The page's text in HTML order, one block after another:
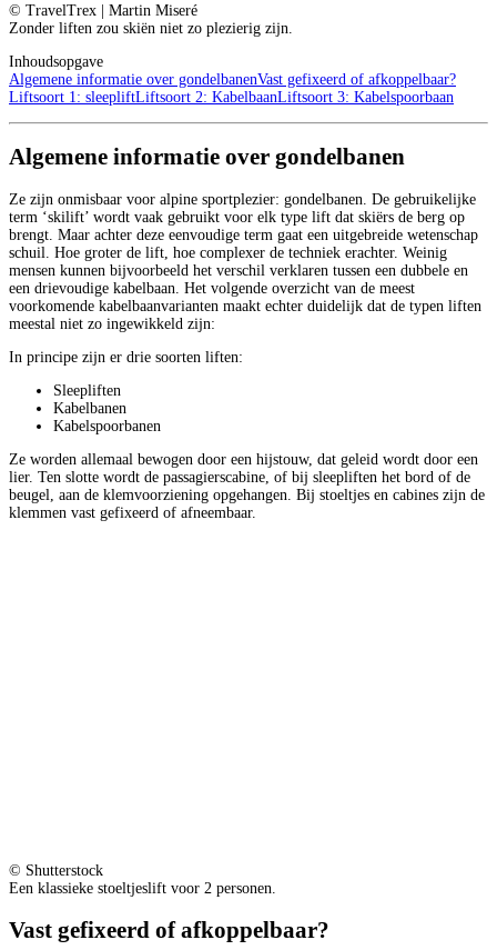
© TravelTrex | Martin Miseré
Zonder liften zou skiën niet zo plezierig zijn.
Inhoudsopgave
Algemene informatie over gondelbanenVast gefixeerd of afkoppelbaar?
Liftsoort 1: sleepliftLiftsoort 2: KabelbaanLiftsoort 3: Kabelspoorbaan
Algemene informatie over gondelbanen
Ze zijn onmisbaar voor alpine sportplezier: gondelbanen. De gebruikelijke
term ‘skilift’ wordt vaak gebruikt voor elk type lift dat skiërs de berg op
brengt. Maar achter deze eenvoudige term gaat een uitgebreide wetenschap
schuil. Hoe groter de lift, hoe complexer de techniek erachter. Weinig
mensen kunnen bijvoorbeeld het verschil verklaren tussen een dubbele en
een drievoudige kabelbaan. Het volgende overzicht van de meest
voorkomende kabelbaanvarianten maakt echter duidelijk dat de typen liften
meestal niet zo ingewikkeld zijn:
In principe zijn er drie soorten liften:
Sleepliften
Kabelbanen
Kabelspoorbanen
Ze worden allemaal bewogen door een hijstouw, dat geleid wordt door een
lier. Ten slotte wordt de passagierscabine, of bij sleepliften het bord of de
beugel, aan de klemvoorziening opgehangen. Bij stoeltjes en cabines zijn de
klemmen vast gefixeerd of afneembaar.
© Shutterstock
Een klassieke stoeltjeslift voor 2 personen.
Vast gefixeerd of afkoppelbaar?